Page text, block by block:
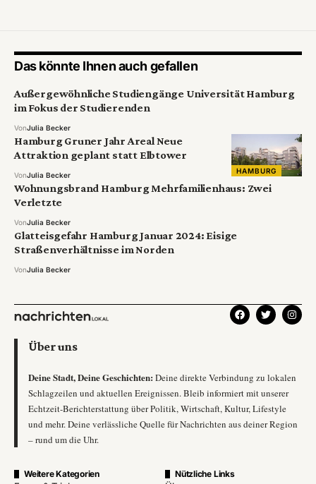
Das könnte Ihnen auch gefallen
Außergewöhnliche Studiengänge Universität Hamburg
im Fokus der Studierenden
VonJulia Becker
HAMBURG
Hamburg Gruner Jahr Areal Neue
Attraktion geplant statt Elbtower
VonJulia Becker
Wohnungsbrand Hamburg Mehrfamilienhaus: Zwei
Verletzte
VonJulia Becker
Glatteisgefahr Hamburg Januar 2024: Eisige
Straßenverhältnisse im Norden
VonJulia Becker
Über uns
Deine Stadt, Deine Geschichten: Deine direkte Verbindung zu lokalen
Schlagzeilen und aktuellen Ereignissen. Bleib informiert mit unserer
Echtzeit-Berichterstattung über Politik, Wirtschaft, Kultur, Lifestyle
und mehr. Deine verlässliche Quelle für Nachrichten aus deiner Region
– rund um die Uhr.
Weitere Kategorien Nützliche Links